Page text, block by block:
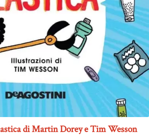
di Martin Dorey e Tim Wesson